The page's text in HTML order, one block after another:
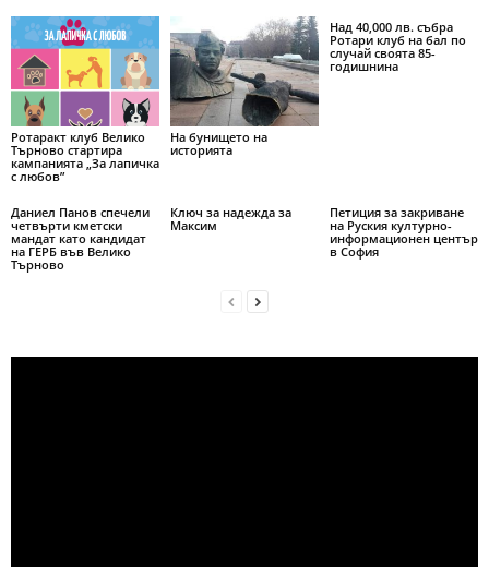
Ротаракт клуб Велико
Търново стартира
кампанията „За лапичка
с любов”
На бунището на
историята
Над 40,000 лв. събра
Ротари клуб на бал по
случай своята 85-
годишнина
Даниел Панов спечели
четвърти кметски
мандат като кандидат
на ГЕРБ във Велико
Търново
Ключ за надежда за
Максим
Петиция за закриване
на Руския културно-
информационен център
в София